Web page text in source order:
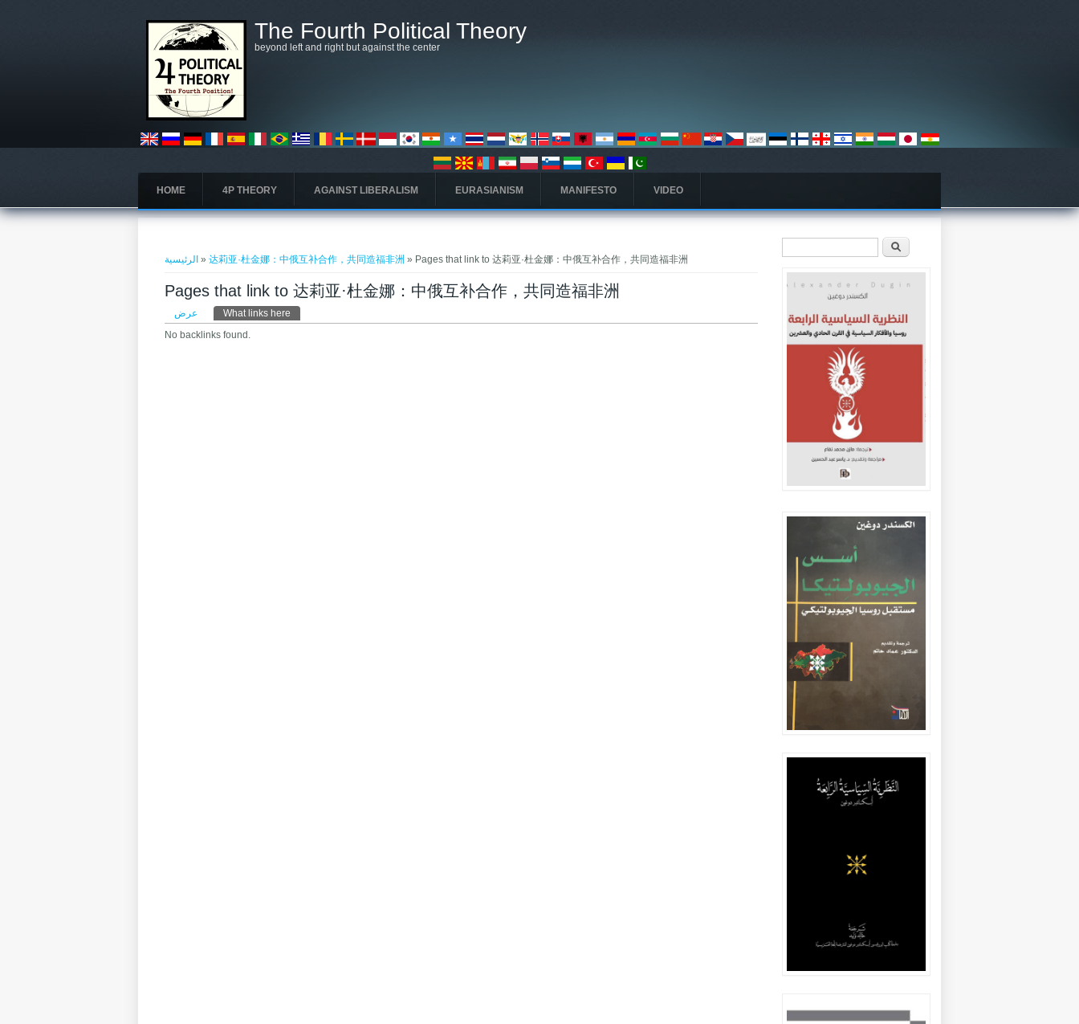
The Fourth Political Theory
beyond left and right but against the center
HOME 4P THEORY AGAINST LIBERALISM EURASIANISM MANIFESTO VIDEO
الرئيسية »达莉亚·杜金娜：中俄互补合作，共同造福非洲 » Pages that link to 达莉亚·杜金娜：中俄互补合作，共同造福非洲
Pages that link to 达莉亚·杜金娜：中俄互补合作，共同造福非洲
التبويبات الأساسية
عرض What links here
No backlinks found.
استمارة البحث